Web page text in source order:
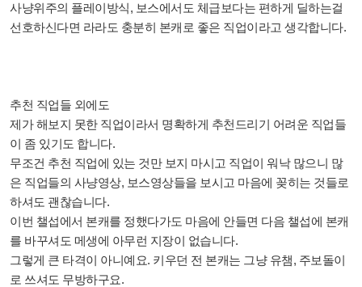
사냥위주의 플레이방식, 보스에서도 체급보다는 편하게 딜하는걸
선호하신다면 라라도 충분히 본캐로 좋은 직업이라고 생각합니다.
추천 직업들 외에도
제가 해보지 못한 직업이라서 명확하게 추천드리기 어려운 직업들
이 좀 있기도 합니다.
무조건 추천 직업에 있는 것만 보지 마시고 직업이 워낙 많으니 많
은 직업들의 사냥영상, 보스영상들을 보시고 마음에 꽂히는 것들로
하셔도 괜찮습니다.
이번 챌섭에서 본캐를 정했다가도 마음에 안들면 다음 챌섭에 본캐
를 바꾸셔도 메생에 아무런 지장이 없습니다.
그렇게 큰 타격이 아니예요. 키우던 전 본캐는 그냥 유챔, 주보돌이
로 쓰셔도 무방하구요.